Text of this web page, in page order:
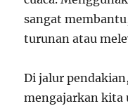
sangat
turunan atau
Di jalur
mengajarkan kita